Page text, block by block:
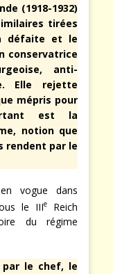
(1918-1932)
tirées
défaite et le
conservatrice
anti-
Elle rejette
mépris pour
est la
notion que
rendent par le
vogue dans
le IIIe
Reich
du régime
par le chef, le